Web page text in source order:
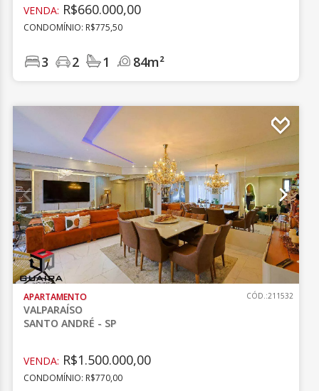
VENDA: R$660.000,00
CONDOMÍNIO: R$775,50
3 2 1 84m²
APARTAMENTO
VALPARAÍSO
SANTO ANDRÉ - SP
CÓD.:211532
VENDA: R$1.500.000,00
CONDOMÍNIO: R$770,00